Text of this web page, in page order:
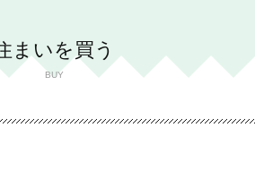
まいを買う
BUY